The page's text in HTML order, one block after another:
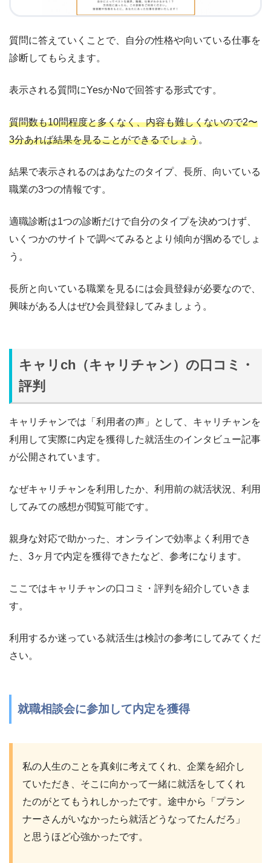
質問に答えていくことで、自分の性格や向いている仕事を
診断してもらえます。
表示される質問にYesかNoで回答する形式です。
質問数も10問程度と多くなく、内容も難しくないので2〜
3分あれば結果を見ることができるでしょう。
結果で表示されるのはあなたのタイプ、長所、向いている
職業の3つの情報です。
適職診断は1つの診断だけで自分のタイプを決めつけず、
いくつかのサイトで調べてみるとより傾向が掴めるでしょ
う。
長所と向いている職業を見るには会員登録が必要なので、
興味がある人はぜひ会員登録してみましょう。
キャリch（キャリチャン）の口コミ・
評判
キャリチャンでは「利用者の声」として、キャリチャンを
利用して実際に内定を獲得した就活生のインタビュー記事
が公開されています。
なぜキャリチャンを利用したか、利用前の就活状況、利用
してみての感想が閲覧可能です。
親身な対応で助かった、オンラインで効率よく利用でき
た、3ヶ月で内定を獲得できたなど、参考になります。
ここではキャリチャンの口コミ・評判を紹介していきま
す。
利用するか迷っている就活生は検討の参考にしてみてくだ
さい。
就職相談会に参加して内定を獲得
私の人生のことを真剣に考えてくれ、企業を紹介し
ていただき、そこに向かって一緒に就活をしてくれ
たのがとてもうれしかったです。途中から「プラン
ナーさんがいなかったら就活どうなってたんだろ」
と思うほど心強かったです。